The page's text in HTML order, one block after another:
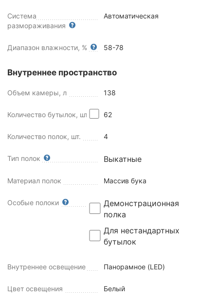
Система
размораживания
Автоматическая
Диапазон влажности, % 58-78
Внутреннее пространство
Объем камеры, л 138
Количество бутылок, шт 62
Количество полок, шт. 4
Тип полок Выкатные
Материал полок Массив бука
Особые полоки
Демонстрационная
полка
Для нестандартных
бутылок
Внутреннее освещение Панорамное (LED)
Цвет освещения Белый